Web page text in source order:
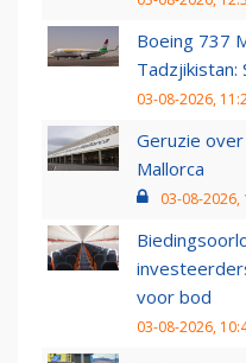
Boeing 737
Tadzjikistan:
03-08-2026,
Geruzie
Mallorca
03-08-2026,
voor bod
03-08-2026,